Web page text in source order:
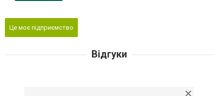
Це моє підприємство
Відгуки